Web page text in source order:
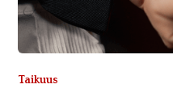
Taikuus